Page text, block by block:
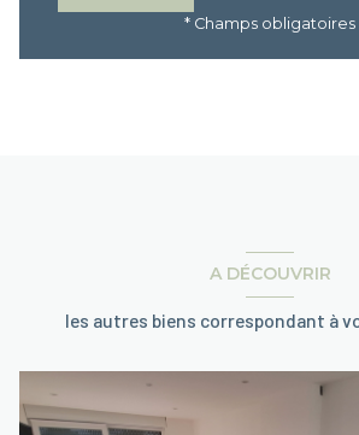
* Champs obligatoires
A DÉCOUVRIR
les autres biens correspondant à